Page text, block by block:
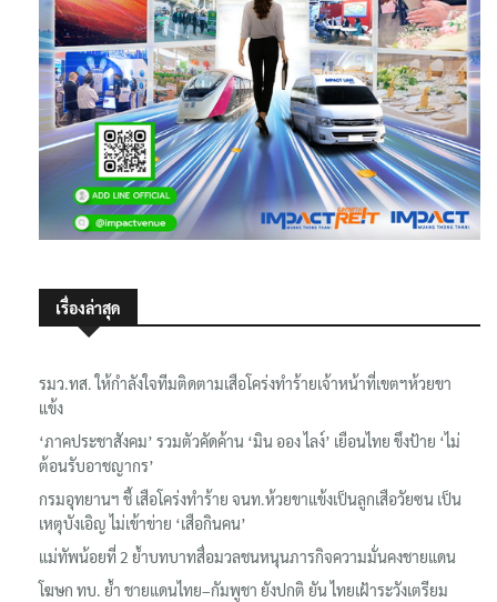
เรื่องล่าสุด
รมว.ทส. ให้กำลังใจทีมติดตามเสือโคร่งทำร้ายเจ้าหน้าที่เขตฯห้วยขา
แข้ง
‘ภาคประชาสังคม’ รวมตัวคัดค้าน ‘มิน ออง ไลง์’ เยือนไทย ขึงป้าย ‘ไม่
ต้อนรับอาชญากร’
กรมอุทยานฯ ชี้ เสือโคร่งทำร้าย จนท.ห้วยขาแข้งเป็นลูกเสือวัยซน เป็น
เหตุบังเอิญ ไม่เข้าข่าย ‘เสือกินคน’
แม่ทัพน้อยที่ 2 ย้ำบทบาทสื่อมวลชนหนุนภารกิจความมั่นคงชายแดน
โฆษก ทบ. ย้ำ ชายแดนไทย–กัมพูชา ยังปกติ ยัน ไทยเฝ้าระวังเตรียม